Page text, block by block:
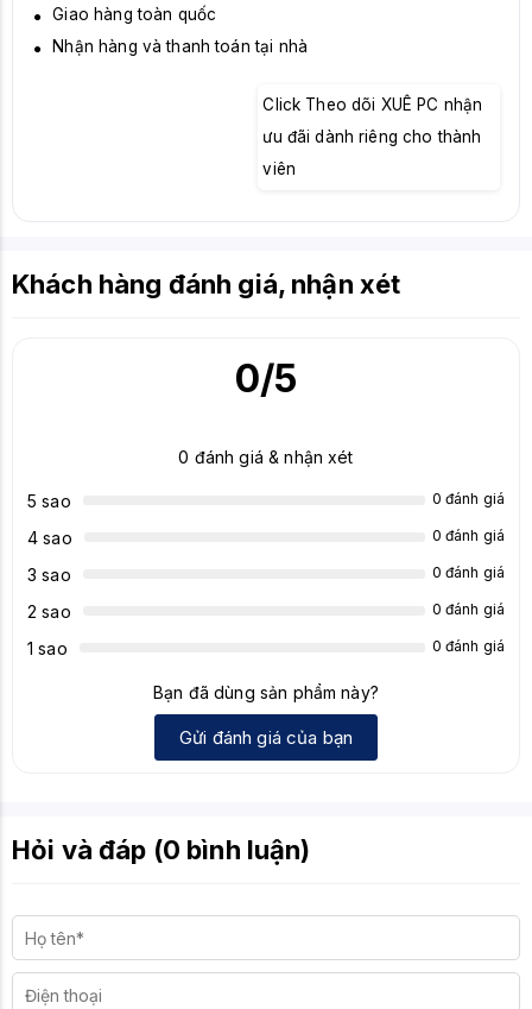
Giao hàng toàn quốc
Nhận hàng và thanh toán tại nhà
Click Theo dõi XUÊ PC nhận
ưu đãi dành riêng cho thành
viên
Khách hàng đánh giá, nhận xét
0/5
0 đánh giá & nhận xét
5 sao 0 đánh giá
4 sao 0 đánh giá
3 sao 0 đánh giá
2 sao 0 đánh giá
1 sao 0 đánh giá
Bạn đã dùng sản phẩm này?
Gửi đánh giá của bạn
Hỏi và đáp (0 bình luận)